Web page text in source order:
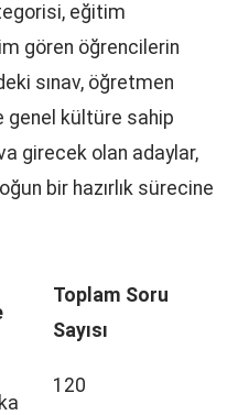
eğitim
gören öğrencilerin
sınav, öğretmen
genel kültüre sahip
girecek olan adaylar,
bir hazırlık sürecine
Toplam Soru
Sayısı
120